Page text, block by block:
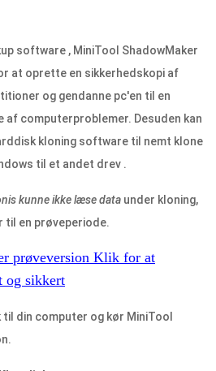
software , MiniTool ShadowMaker
at oprette en sikkerhedskopi af
og gendanne pc'en til en
computerproblemer. Desuden kan
kloning software til nemt klone
til et andet drev .
kunne ikke læse data under kloning,
til en prøveperiode.
prøveversion Klik for at
og sikkert
din computer og kør MiniTool